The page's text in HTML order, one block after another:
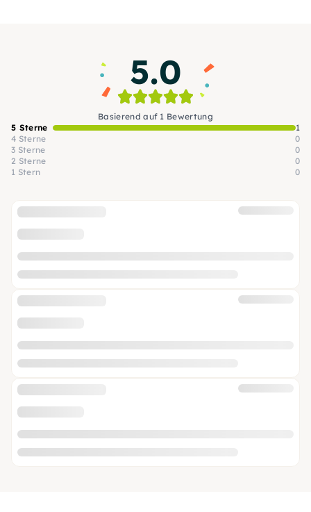
5.0
Basierend auf 1 Bewertung
5 Sterne
1
4 Sterne
0
3 Sterne
0
2 Sterne
0
1 Stern
0